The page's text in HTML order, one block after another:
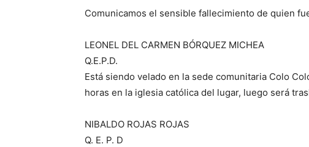
Comunicamos el sensible fallecimiento de quien
LEONEL DEL CARMEN BÓRQUEZ MICHEA
Q.E.P.D.
Está siendo velado en la sede comunitaria Colo
horas en la iglesia católica del lugar, luego será
NIBALDO ROJAS ROJAS
Q. E. P. D